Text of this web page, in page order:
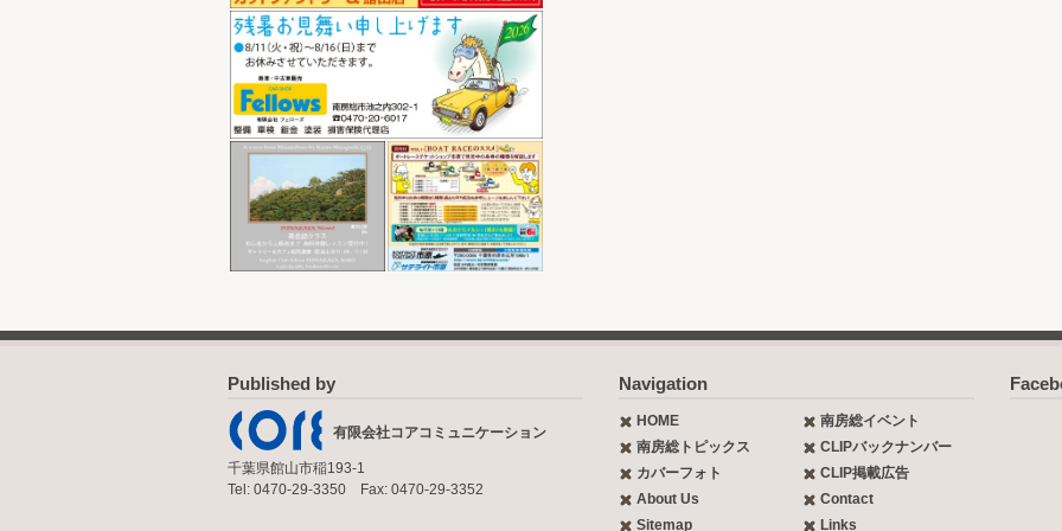
Published by
有限会社コアコミュニケーション
千葉県館山市稲193-1
Tel: 0470-29-3350 Fax: 0470-29-3352
Navigation
HOME
南房総イベント
南房総トピックス
CLIPバックナンバー
カバーフォト
CLIP掲載広告
About Us
Contact
Sitemap
Links